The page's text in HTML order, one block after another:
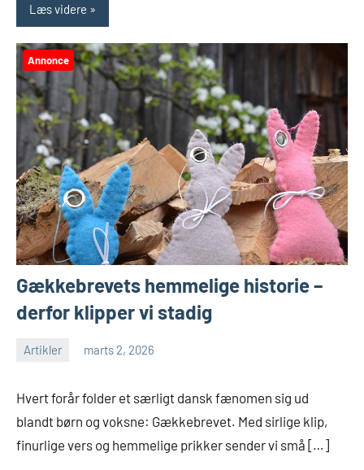
Læs videre
Annonce
Gækkebrevets hemmelige historie –
derfor klipper vi stadig
Artikler marts 2, 2026
Hvert forår folder et særligt dansk fænomen sig ud
blandt børn og voksne: Gækkebrevet. Med sirlige klip,
finurlige vers og hemmelige prikker sender vi små […]